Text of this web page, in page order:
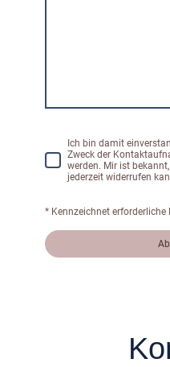
Ich bin damit
Zweck der
werden. Mir ist
jederzeit widerrufen
* Kennzeichnet erforderliche